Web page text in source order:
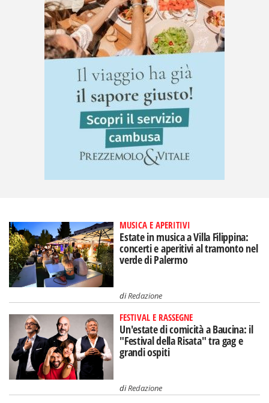
MUSICA E APERITIVI
Estate in musica a Villa Filippina:
concerti e aperitivi al tramonto nel
verde di Palermo
diRedazione
FESTIVAL E RASSEGNE
Un'estate di comicità a Baucina: il
"Festival della Risata" tra gag e
grandi ospiti
diRedazione